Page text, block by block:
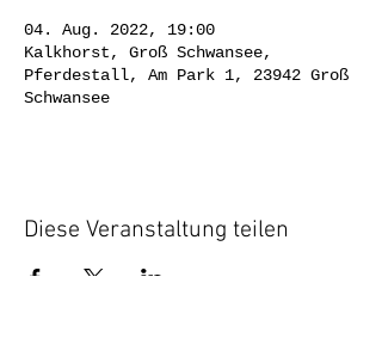
04. Aug. 2022, 19:00
Kalkhorst, Groß Schwansee,
Pferdestall, Am Park 1, 23942 Groß
Schwansee
Diese Veranstaltung teilen